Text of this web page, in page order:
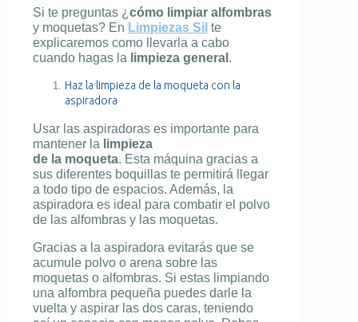
Si te preguntas ¿ cómo limpiar alfombras
y moquetas? En Limpiezas Sil te
explicaremos como llevarla a cabo
cuando hagas la limpieza general .
Haz la limpieza de la moqueta con la
aspiradora
Usar las aspiradoras es importante para
mantener la limpieza
de la moqueta. Esta máquina gracias a
sus diferentes boquillas te permitirá llegar
a todo tipo de espacios. Además, la
aspiradora es ideal para combatir el polvo
de las alfombras y las moquetas.
Gracias a la aspiradora evitarás que se
acumule polvo o arena sobre las
moquetas o alfombras. Si estas limpiando
una alfombra pequeña puedes darle la
vuelta y aspirar las dos caras, teniendo